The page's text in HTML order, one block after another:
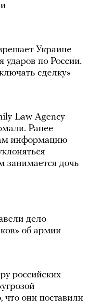
Украине
ударов по России.
сделку»
Law Agency
Ранее
информацию
занимается дочь
дело
об армии
российских
что они поставили